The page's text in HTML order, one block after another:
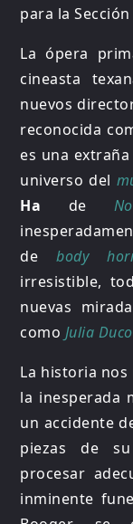
para la
La ópera
cineasta
nuevos
reconocida
es una
universo del
Ha de
debody
irresistible,
nuevas
como Julia
La historia nos
la inesperada
un accidente
piezas de
procesar
inminente